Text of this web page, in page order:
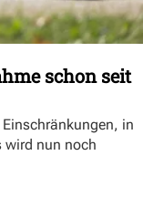
schon seit
in
wird nun noch